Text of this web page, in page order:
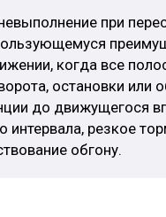
при
когда все
остановки или
до движущегося
резкое
обгону.